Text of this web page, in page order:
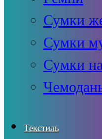
Сумки
Сумки
Сумки
Текстиль